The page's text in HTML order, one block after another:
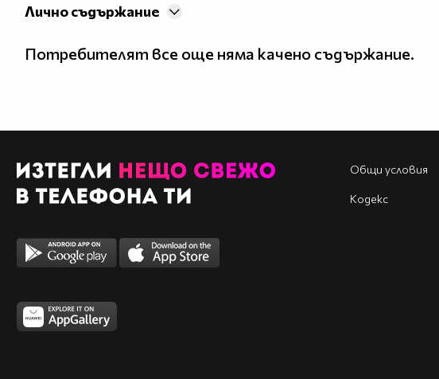
Лично съдържание
Потребителят все още няма качено съдържание.
Общи условия
Кодекс